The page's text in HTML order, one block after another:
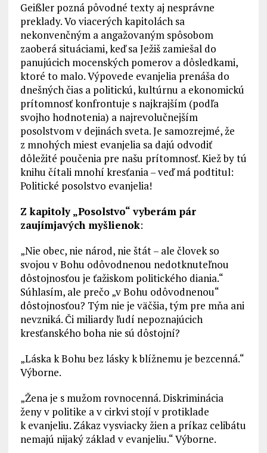
Geißler pozná pôvodné texty aj nesprávne
preklady. Vo viacerých kapitolách sa
nekonvenčným a angažovaným spôsobom
zaoberá situáciami, keď sa Ježiš zamiešal do
panujúcich mocenských pomerov a dôsledkami,
ktoré to malo. Výpovede evanjelia prenáša do
dnešných čias a politickú, kultúrnu a ekonomickú
prítomnosť konfrontuje s najkrajším (podľa
svojho hodnotenia) a najrevolučnejším
posolstvom v dejinách sveta. Je samozrejmé, že
z mnohých miest evanjelia sa dajú odvodiť
dôležité poučenia pre našu prítomnosť. Kiež by tú
knihu čítali mnohí kresťania – veď má podtitul:
Politické posolstvo evanjelia!
Z kapitoly „Posolstvo“ vyberám pár
zaujímjavých myšlienok:
„Nie obec, nie národ, nie štát – ale človek so
svojou v Bohu odôvodnenou nedotknuteľnou
dôstojnosťou je ťažiskom politického diania.“
Súhlasím, ale prečo „v Bohu odôvodnenou“
dôstojnosťou? Tým nie je väčšia, tým pre mňa ani
nevzniká. Či miliardy ľudí nepoznajúcich
kresťanského boha nie sú dôstojní?
„Láska k Bohu bez lásky k blížnemu je bezcenná.“
Výborne.
„Žena je s mužom rovnocenná. Diskriminácia
ženy v politike a v cirkvi stojí v protiklade
k evanjeliu. Zákaz vysviacky žien a príkaz celibátu
nemajú nijaký základ v evanjeliu.“ Výborne.